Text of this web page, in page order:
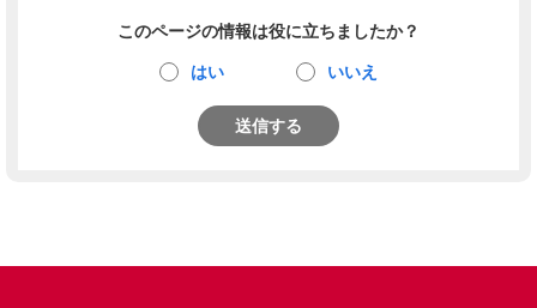
このページの情報は役に立ちましたか？
はい いいえ
送信する